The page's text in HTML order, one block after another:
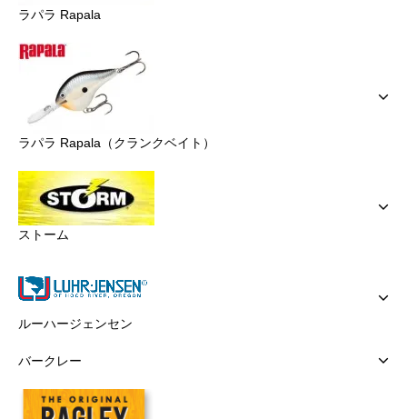
ラパラ Rapala
ラパラ Rapala（クランクベイト）
ストーム
ルーハージェンセン
バークレー